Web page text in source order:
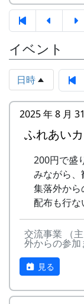
- ⽉ーア
4
H
(II)
- H
5
メシ
ンド
-
メシア
ンド
応募
棚
募集
期間
方法
応募
点数
一
応募
日
は、何と、1
置いてありま
ミュージアム
イベントの
ただし、ス
ふだんは閉ま
プを押せる
毎月第2日曜
日の「棚田の
時においで
2024-
2024-
2024-10-
スタンプの
スタンプラリ
ンプ台帳とし
す。
イベント
日時
2025 年 8 月
ふれあい
200円で盛
みながら
集落外か
配布も行な
交流事業 （
外からの参加
見る